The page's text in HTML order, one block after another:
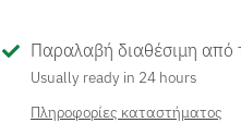
Παραλαβή διαθέσιμη
Usually ready in 24 hours
Πληροφορίες καταστήματος